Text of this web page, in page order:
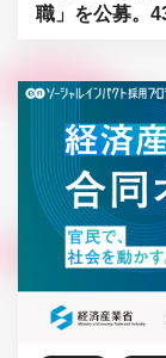
職」を公募。